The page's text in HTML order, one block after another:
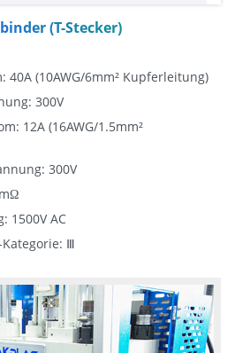
(T-Stecker)
40A (10AWG/6mm² Kupferleitung)
300V
12A (16AWG/1.5mm²
300V
1500V AC
Ⅲ